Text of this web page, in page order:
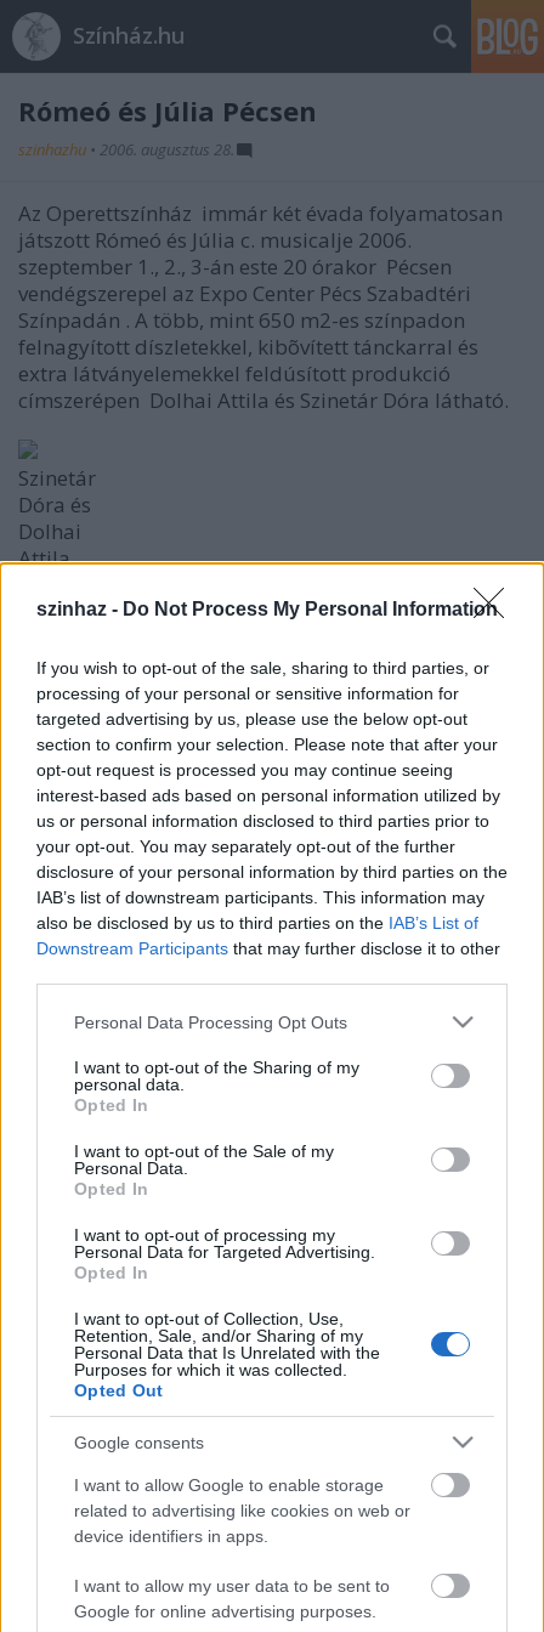
szinhaz - Do Not Process My Personal Information
If you wish to opt-out of the sale, sharing to third parties, or
processing of your personal or sensitive information for
targeted advertising by us, please use the below opt-out
section to confirm your selection. Please note that after your
opt-out request is processed you may continue seeing
interest-based ads based on personal information utilized by
us or personal information disclosed to third parties prior to
your opt-out. You may separately opt-out of the further
disclosure of your personal information by third parties on the
IAB’s list of downstream participants. This information may
also be disclosed by us to third parties on the IAB’s List of
Downstream Participants that may further disclose it to other
Please note that this website/app uses one or more Google
not limited to your visit or usage behaviour. You may click to
grant or deny consent to Google and its third-party tags to
use your data for below specified purposes in below Google
consent section.
Personal Data Processing Opt Outs
I want to opt-out of the Sharing of my
personal data.
Opted In
I want to opt-out of the Sale of my
Personal Data.
Opted In
I want to opt-out of processing my
Personal Data for Targeted Advertising.
Opted In
I want to opt-out of Collection, Use,
Retention, Sale, and/or Sharing of my
Personal Data that Is Unrelated with the
Purposes for which it was collected.
Opted Out
Google consents
I want to allow Google to enable storage
related to advertising like cookies on web or
device identifiers in apps.
I want to allow my user data to be sent to
Google for online advertising purposes.
Színház.hu
Rómeó és Júlia Pécsen
szinhazhu • 2006. augusztus 28.
Az Operettszínház immár két évada folyamatosan
játszott Rómeó és Júlia c. musicalje 2006.
szeptember 1., 2., 3-án este 20 órakor Pécsen
vendégszerepel az Expo Center Pécs Szabadtéri
Színpadán . A több, mint 650 m2-es színpadon
felnagyított díszletekkel, kibõvített tánckarral és
extra látványelemekkel feldúsított produkció
címszerépen Dolhai Attila és Szinetár Dóra látható.
Szinetár
Dóra és
Dolhai
Attila
A kifinomult francia ízlés minden korszakban
formatervezés, és ugyanígy a kultúra, a művészetek
terén is. Ez a hatás az utóbbi években elérte a zenés
színházakat is. Párizs vegykonyháiban új színekkel,
ízekkel gazdagodott a musical.
A szépség, játékosság, érzelmesség kultusza átitatta
és átlelkesítette a kihűlőfélben levő, fejlődésében
megrekedt angolszász műfajt; és a szűk, színházba
járó rétegnek szóló csemege helyett a közösségi
esemény rangjára emelte. A sok ezer férőhelyes
Sportpalotában vagy a Kongresszusi Palotában
óriási szériákban láthatta a közönség a Párizsi Notre
Dame vagy legutóbb a Rómeó és Júlia című
musicaleket.
Shakespeareszínműve alapján készült mű
története mindenki számára ismerős.
Gérard
Presgurvic, a zeneszerző és egyben szövegíró, így
nyilatkozott az alkotásról:
"A Rómeó a világirodalom legromantikusabb és
legtragikusabb darabja. Ennél jobb téma nem is kell egy
jó musicalhez, hiszen van benne minden: gyűlölet,
túl arra törekszem, hogy a Rómeó és Júlia ürügyén sok-
sok új és aktuális érzést fedezzek fel magamban."
forrás: Operettszínház
Ajánlott bejegyzések:
Rögtön dupla premierrel kezdi az új
évadot a Radnóti